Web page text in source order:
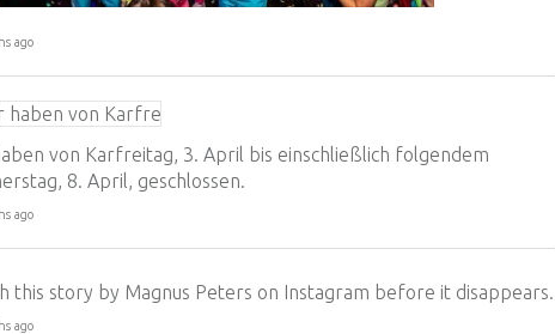
ago
von Karfreitag, 3. April bis einschließlich folgendem
8. April, geschlossen.
ago
this story by Magnus Peters on Instagram before it disappears.
ago